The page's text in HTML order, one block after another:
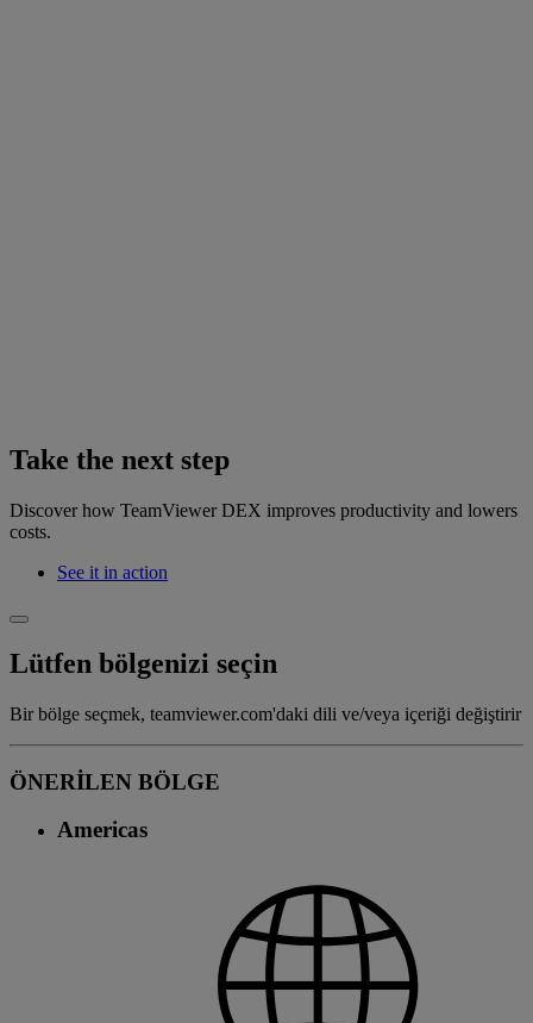
Take the next step
Discover how TeamViewer DEX improves productivity and lowers
costs.
See it in action
Lütfen bölgenizi seçin
Bir bölge seçmek, teamviewer.com'daki dili ve/veya içeriği değiştirir
ÖNERİLEN BÖLGE
Americas